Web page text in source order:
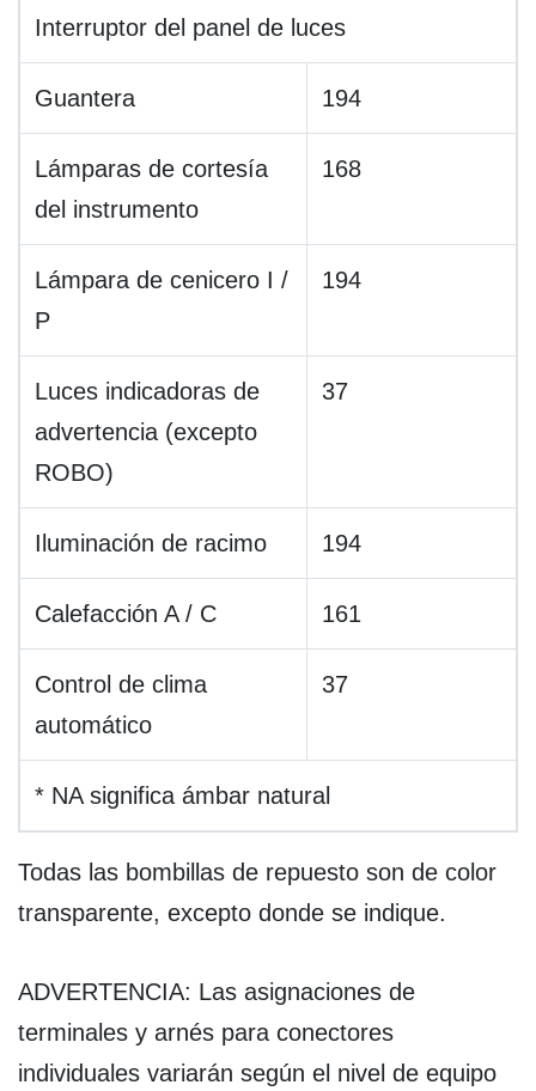
Interruptor del panel de luces
Guantera 194
Lámparas de cortesía
del instrumento
168
Lámpara de cenicero I /
P
194
Luces indicadoras de
advertencia (excepto
ROBO)
37
Iluminación de racimo 194
Calefacción A / C 161
Control de clima
automático
37
* NA significa ámbar natural
Todas las bombillas de repuesto son de color
transparente, excepto donde se indique.
ADVERTENCIA: Las asignaciones de
terminales y arnés para conectores
individuales variarán según el nivel de equipo